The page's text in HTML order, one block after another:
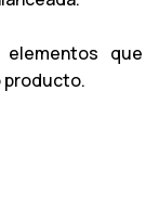
que
producto.